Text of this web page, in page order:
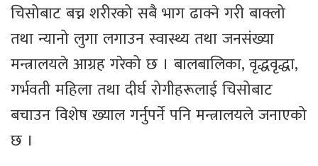
चिसोबाट बच्न शरीरको सबै भाग ढाक्ने गरी बाक्लो
तथा न्यानो लुगा लगाउन स्वास्थ्य तथा जनसंख्या
मन्त्रालयले आग्रह गरेको छ । बालबालिका, वृद्धवृद्धा,
गर्भवती महिला तथा दीर्घ रोगीहरूलाई चिसोबाट
बचाउन विशेष ख्याल गर्नुपर्ने पनि मन्त्रालयले जनाएको
छ ।